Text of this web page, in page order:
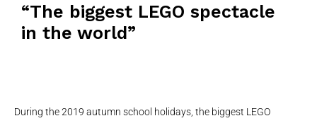
“The biggest LEGO spectacle
in the world”
During the 2019 autumn school holidays, the biggest LEGO